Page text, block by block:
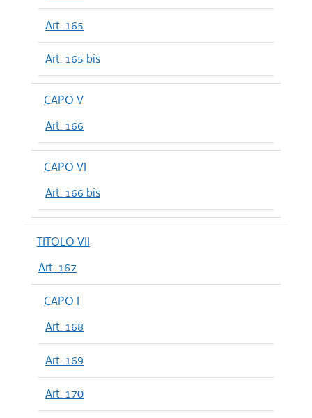
Art. 165
Art. 165 bis
CAPO V
Art. 166
CAPO VI
Art. 166 bis
TITOLO VII
Art. 167
CAPO I
Art. 168
Art. 169
Art. 170